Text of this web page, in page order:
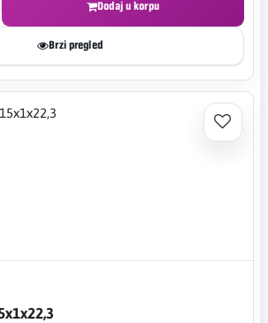
Dodaj u korpu
Brzi pregled